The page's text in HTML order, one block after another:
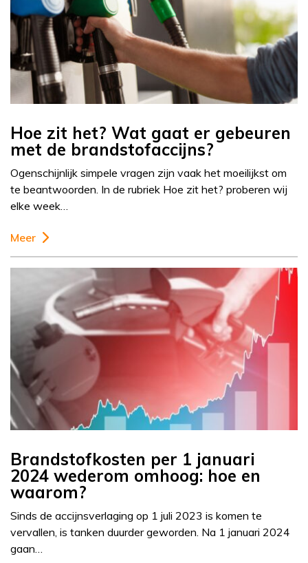
Hoe zit het? Wat gaat er gebeuren
met de brandstofaccijns?
Ogenschijnlijk simpele vragen zijn vaak het moeilijkst om
te beantwoorden. In de rubriek Hoe zit het? proberen wij
elke week…
Meer
Brandstofkosten per 1 januari
2024 wederom omhoog: hoe en
waarom?
Sinds de accijnsverlaging op 1 juli 2023 is komen te
vervallen, is tanken duurder geworden. Na 1 januari 2024
gaan…